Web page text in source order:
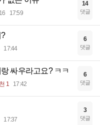
17:59
14
댓글
17:44
6
댓글
싸우라고요? ㅋㅋ
1 17:42
6
댓글
17:37
3
댓글